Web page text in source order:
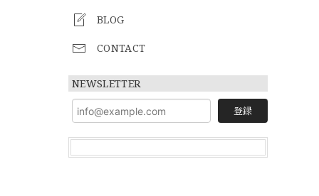
BLOG
CONTACT
NEWSLETTER
登録